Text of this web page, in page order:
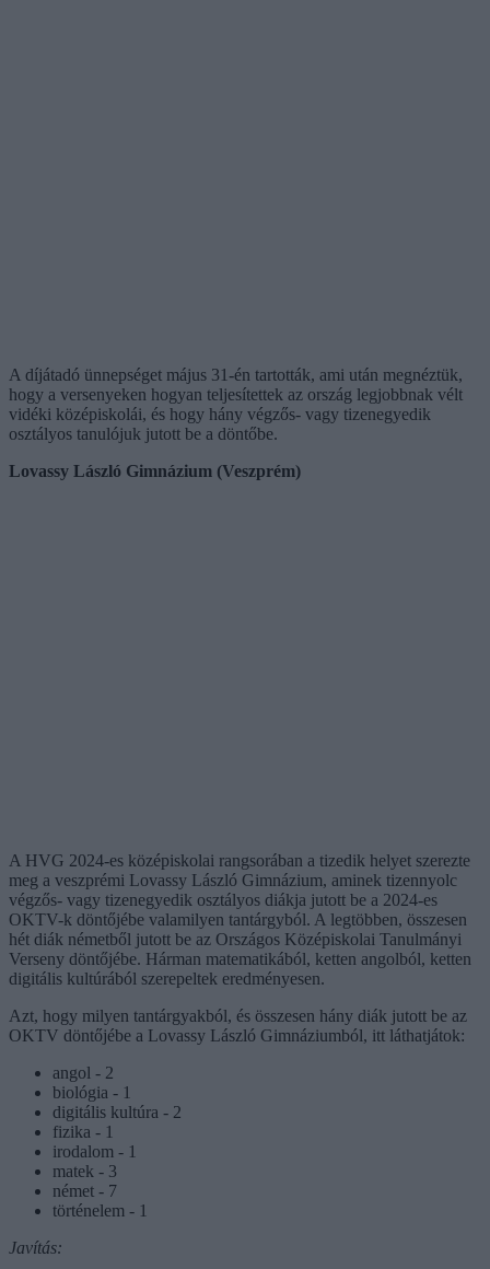
A díjátadó ünnepséget május 31-én tartották, ami után megnéztük,
hogy a versenyeken hogyan teljesítettek az ország legjobbnak vélt
vidéki középiskolái, és hogy hány végzős- vagy tizenegyedik
osztályos tanulójuk jutott be a döntőbe.
Lovassy László Gimnázium (Veszprém)
A HVG 2024-es középiskolai rangsorában a tizedik helyet szerezte
meg a veszprémi Lovassy László Gimnázium, aminek tizennyolc
végzős- vagy tizenegyedik osztályos diákja jutott be a 2024-es
OKTV-k döntőjébe valamilyen tantárgyból. A legtöbben, összesen
hét diák németből jutott be az Országos Középiskolai Tanulmányi
Verseny döntőjébe. Hárman matematikából, ketten angolból, ketten
digitális kultúrából szerepeltek eredményesen.
Azt, hogy milyen tantárgyakból, és összesen hány diák jutott be az
OKTV döntőjébe a Lovassy László Gimnáziumból, itt láthatjátok:
angol - 2
biológia - 1
digitális kultúra - 2
fizika - 1
irodalom - 1
matek - 3
német - 7
történelem - 1
Javítás: